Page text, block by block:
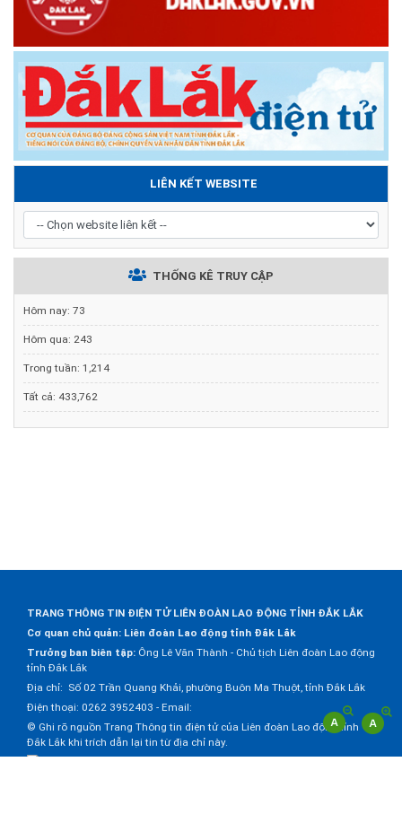
LIÊN KẾT WEBSITE
THỐNG KÊ TRUY CẬP
Hôm nay: 73
Hôm qua: 243
Trong tuần: 1,214
Tất cả: 433,762
TRANG THÔNG TIN ĐIỆN TỬ LIÊN ĐOÀN LAO ĐỘNG TỈNH ĐẮK LẮK
Cơ quan chủ quản: Liên đoàn Lao động tỉnh Đắk Lắk
Trưởng ban biên tập: Ông Lê Văn Thành - Chủ tịch Liên đoàn Lao động
tỉnh Đắk Lắk
Địa chỉ: Số 02 Trần Quang Khải, phường Buôn Ma Thuột, tỉnh Đắk Lắk
Điện thoại: 0262 3952403 - Email:
© Ghi rõ nguồn Trang Thông tin điện tử của Liên đoàn Lao động tỉnh
Đắk Lắk khi trích dẫn lại tin từ địa chỉ này.